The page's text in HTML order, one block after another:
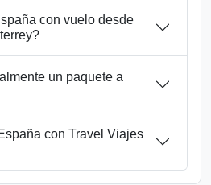
con vuelo desde
un paquete a
con Travel Viajes